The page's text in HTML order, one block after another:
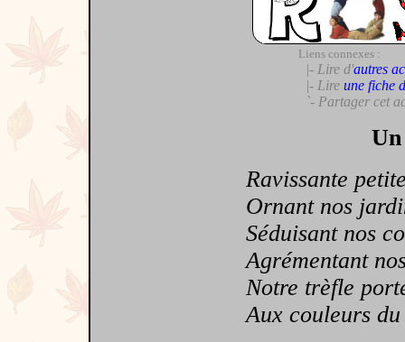
Liens connexes :
|- Lire d'autres
|- Lire une fiche
`- Partager cet
Ravissante
Ornant nos
Séduisant nos
Agrémentant
Notre trèfle
Aux couleurs du